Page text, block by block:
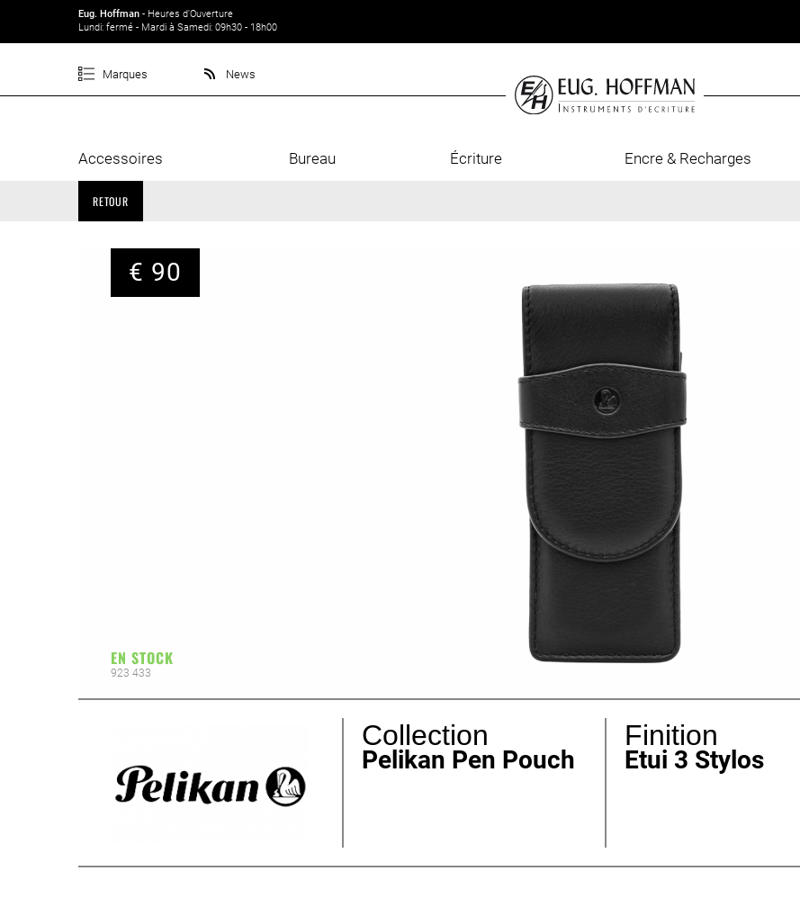
Eug. Hoffman - Heures d'Ouverture
Lundi: fermé - Mardi à Samedi: 09h30 - 18h00
Marques News
Accessoires Bureau Écriture Encre & Recharges
RETOUR
€ 90
EN STOCK
923 433
Collection
Pelikan Pen Pouch
Finition
Etui 3 Stylos